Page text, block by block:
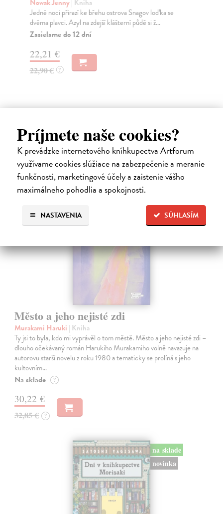
Príjmete naše cookies?
K prevádzke internetového kníhkupectva Artforum
využívame cookies slúžiace na zabezpečenie a meranie
funkčnosti, marketingové účely a zaistenie vášho
maximálneho pohodlia a spokojnosti.
SÚHLASÍM
NASTAVENIA
Nowak Jenny | Kniha
Jedné noci přirazí ke břehu ostrova Snagov loďka se
dvěma plavci. Azyl na zdejší klášterní půdě si ž...
Zasielame do 12 dní
22,21 €
22,90 € ?
Ďalšie z kategórie svetová
beletria
novinka
Město a jeho nejisté zdi
Murakami Haruki | Kniha
Ty jsi to byla, kdo mi vyprávěl o tom městě. Město a jeho nejisté zdi –
dlouho očekávaný román Harukiho Murakamiho volně navazuje na
autorovu starší novelu z roku 1980 a tematicky se prolíná s jeho
kultovním…
Na sklade ?
30,22 €
32,85 € ?
na sklade
novinka